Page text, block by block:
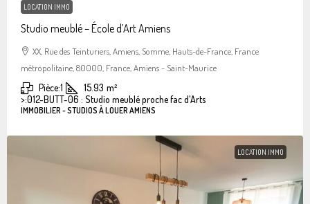
LOCATION IMMO
Studio meublé – École d’Art Amiens
XX, Rue des Teinturiers, Amiens, Somme, Hauts-de-France, France
métropolitaine, 80000, France, Amiens - Saint-Maurice
Pièce:1 15.93 m²
>:012-BUTT-06 : Studio meublé proche fac d'Arts
IMMOBILIER - STUDIOS À LOUER AMIENS
LOCATION IMMO